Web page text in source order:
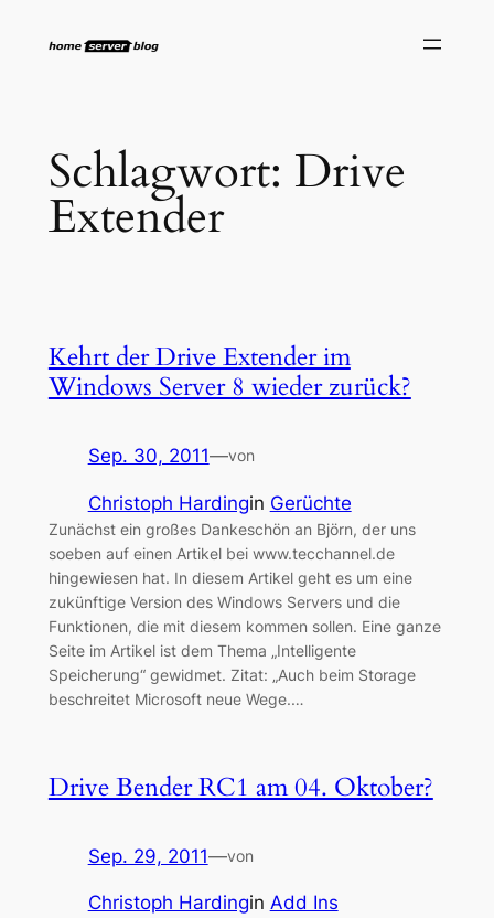
Inhalt
Schlagwort: Drive
Extender
Kehrt der Drive Extender im
Windows Server 8 wieder zurück?
Sep. 30, 2011—von
Christoph Hardingin Gerüchte
Zunächst ein großes Dankeschön an Björn, der uns
soeben auf einen Artikel bei www.tecchannel.de
hingewiesen hat. In diesem Artikel geht es um eine
zukünftige Version des Windows Servers und die
Funktionen, die mit diesem kommen sollen. Eine ganze
Seite im Artikel ist dem Thema „Intelligente
Speicherung“ gewidmet. Zitat: „Auch beim Storage
beschreitet Microsoft neue Wege.…
Drive Bender RC1 am 04. Oktober?
Sep. 29, 2011—von
Christoph Hardingin Add Ins